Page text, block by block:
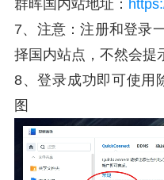
群晖国内站地址：
7、注意：注册和登录
择国内站点，不然会提
8、登录成功即可使用
图